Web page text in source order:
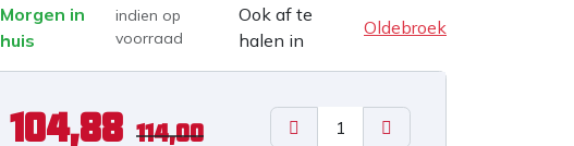
Morgen in
huis
indien op
voorraad
Ook af te
halen in
Oldebroek
104,88 114,00